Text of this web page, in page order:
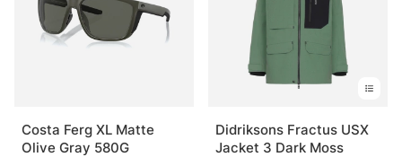
Costa Ferg XL Matte
Olive Gray 580G
Didriksons Fractus USX
Jacket 3 Dark Moss